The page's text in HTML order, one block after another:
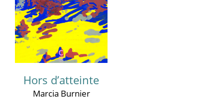
Hors d’atteinte
Marcia Burnier